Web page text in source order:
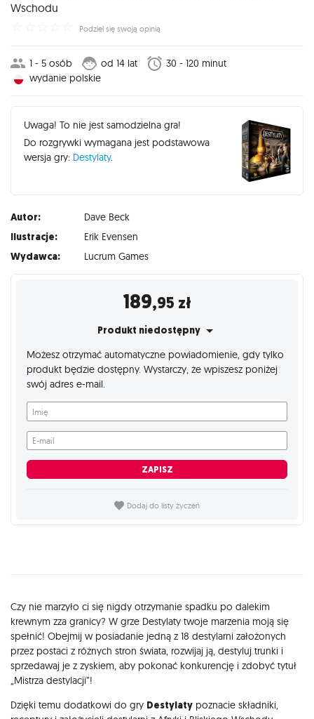
Wschodu
Podziel się swoją opinią
1 - 5 osób od 14 lat
30 - 120 minut
wydanie polskie
Uwaga! To nie jest samodzielna gra!
Do rozgrywki wymagana jest podstawowa
wersja gry: Destylaty.
Autor: Dave Beck
Ilustracje: Erik Evensen
Wydawca: Lucrum Games
189,95 zł
Produkt niedostępny
Możesz otrzymać automatyczne powiadomienie, gdy tylko
produkt będzie dostępny. Wystarczy, że wpiszesz poniżej
swój adres e-mail.
Imię
E-mail
ZAPISZ
Dodaj do listy życzeń
Opis
Czy nie marzyło ci się nigdy otrzymanie spadku po dalekim
krewnym zza granicy? W grze Destylaty twoje marzenia moją się
spełnić! Obejmij w posiadanie jedną z 18 destylarni założonych
przez postaci z różnych stron świata, rozwijaj ją, destyluj trunki i
sprzedawaj je z zyskiem, aby pokonać konkurencję i zdobyć tytuł
„Mistrza destylacji”!
Dzięki temu dodatkowi do gry Destylaty poznacie składniki,